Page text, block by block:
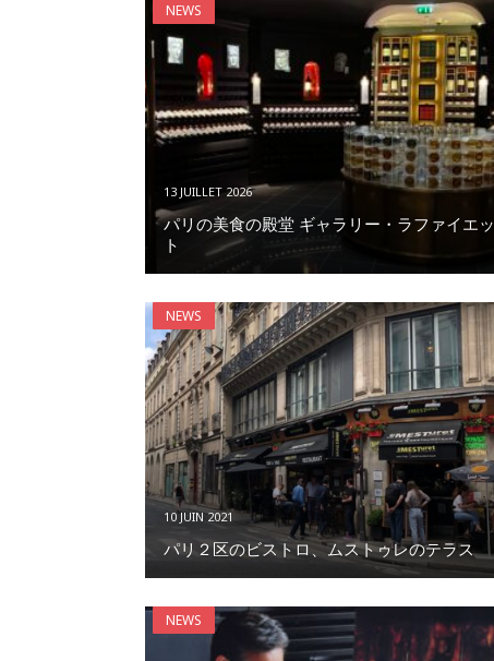
NEWS
13 JUILLET 2026
パリの美食の殿堂 ギャラリー・ラファイエッ
ト
NEWS
10 JUIN 2021
パリ２区のビストロ、ムストゥレのテラス
NEWS